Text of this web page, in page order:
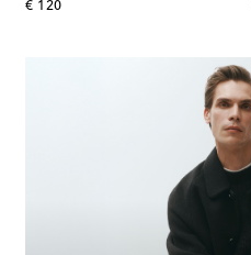
€ 120
original price